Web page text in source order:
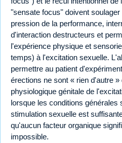
"sensate focus" doivent
pression de la performance,
d'interaction destructeurs et
l'expérience physique et
temps) à l'excitation sexuelle.
permettre au patient
érections ne sont « rien d'autre
physiologique génitale de
lorsque les conditions générales
stimulation sexuelle est
qu'aucun facteur organique
impossible.